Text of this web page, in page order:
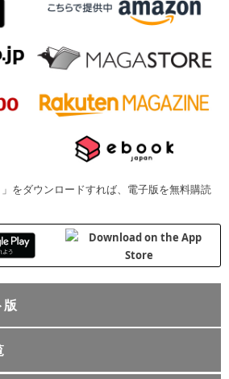
をダウンロードすれば、電子版を無料購読
版